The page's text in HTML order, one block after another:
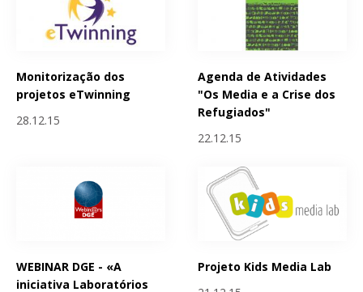
Monitorização dos
projetos eTwinning
28.12.15
Agenda de Atividades
"Os Media e a Crise dos
Refugiados"
22.12.15
WEBINAR DGE - «A
iniciativa Laboratórios
Projeto Kids Media Lab